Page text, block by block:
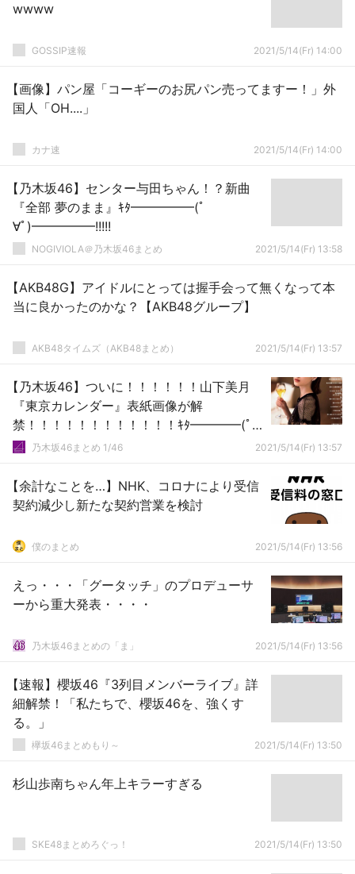
wwww
GOSSIP速報 2021/5/14(Fr) 14:00
【画像】パン屋「コーギーのお尻パン売ってますー！」外
国人「OH....」
カナ速 2021/5/14(Fr) 14:00
【乃木坂46】センター与田ちゃん！？新曲
『全部 夢のまま』ｷﾀ━━━━━(ﾟ
∀ﾟ)━━━━━!!!!!
NOGIVIOLA＠乃木坂46まとめ 2021/5/14(Fr) 13:58
【AKB48G】アイドルにとっては握手会って無くなって本
当に良かったのかな？【AKB48グループ】
AKB48タイムズ（AKB48まとめ） 2021/5/14(Fr) 13:57
【乃木坂46】ついに！！！！！！山下美月
『東京カレンダー』表紙画像が解
禁！！！！！！！！！！！！ｷﾀ━━━━(ﾟ
∀ﾟ)━━━━！！！
乃木坂46まとめ 1/46 2021/5/14(Fr) 13:57
【余計なことを…】NHK、コロナにより受信
契約減少し新たな契約営業を検討
僕のまとめ 2021/5/14(Fr) 13:56
えっ・・・「グータッチ」のプロデューサ
ーから重大発表・・・・
乃木坂46まとめの「ま」 2021/5/14(Fr) 13:56
【速報】櫻坂46『3列目メンバーライブ』詳
細解禁！「私たちで、櫻坂46を、強くす
る。」
欅坂46まとめもり～ 2021/5/14(Fr) 13:50
杉山歩南ちゃん年上キラーすぎる
SKE48まとめろぐっ！ 2021/5/14(Fr) 13:50